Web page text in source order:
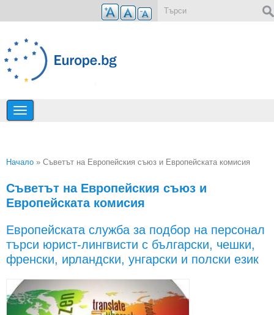
Премини към основното съдържание
Начало » Съветът на Европейския съюз и Европейската комисия
Съветът на Европейския съюз и
Европейската комисия
Европейската служба за подбор на персонал
търси юрист-лингвисти с български, чешки,
френски, ирландски, унгарски и полски език